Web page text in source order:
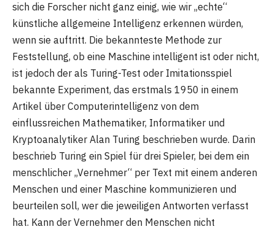
sich die Forscher nicht ganz einig, wie wir „echte“
künstliche allgemeine Intelligenz erkennen würden,
wenn sie auftritt. Die bekannteste Methode zur
Feststellung, ob eine Maschine intelligent ist oder nicht,
ist jedoch der als Turing-Test oder Imitationsspiel
bekannte Experiment, das erstmals 1950 in einem
Artikel über Computerintelligenz von dem
einflussreichen Mathematiker, Informatiker und
Kryptoanalytiker Alan Turing beschrieben wurde. Darin
beschrieb Turing ein Spiel für drei Spieler, bei dem ein
menschlicher „Vernehmer“ per Text mit einem anderen
Menschen und einer Maschine kommunizieren und
beurteilen soll, wer die jeweiligen Antworten verfasst
hat. Kann der Vernehmer den Menschen nicht